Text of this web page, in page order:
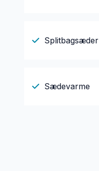
Splitbagsæder
Sædevarme